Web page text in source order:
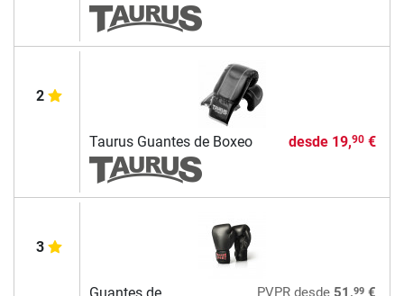
2
Taurus Guantes de Boxeo desde 19,90€
3
PVPRdesde 51,99€